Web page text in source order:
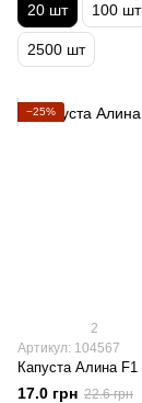
20 шт 100 шт
2500 шт
−25%
2
Артикул: 104567
Капуста Алина F1
17.0 грн 22.6 грн